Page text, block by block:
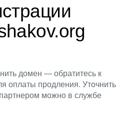
домен — обратитесь к
оплаты продления. Уточнить
можно в службе